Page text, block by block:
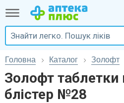
Головна Каталог Золофт
Золофт таблетки
блістер №28